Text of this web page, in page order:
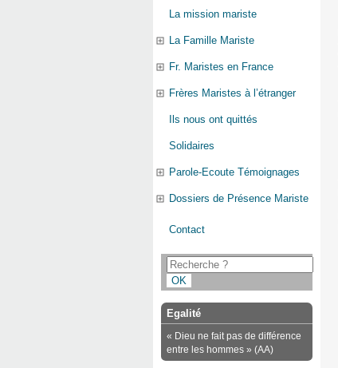
La mission mariste
La Famille Mariste
Fr. Maristes en France
Frères Maristes à l’étranger
Ils nous ont quittés
Solidaires
Parole-Ecoute Témoignages
Dossiers de Présence Mariste
Contact
Egalité
« Dieu ne fait pas de différence
entre les hommes » (AA)